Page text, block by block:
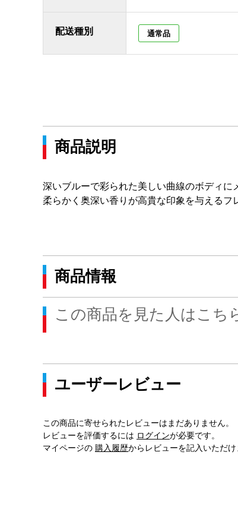
配送種別 通常品
商品説明
深いブルーで彩られた美しい曲線のボディ
柔らかく奥深い香りが高貴な印象を与えるフ
商品情報
この商品を見た人はこち
ユーザーレビュー
この商品に寄せられたレビューはまだありません。
レビューを評価するには ログインが必要です。
マイページの 購入履歴からレビューを記入いただけ